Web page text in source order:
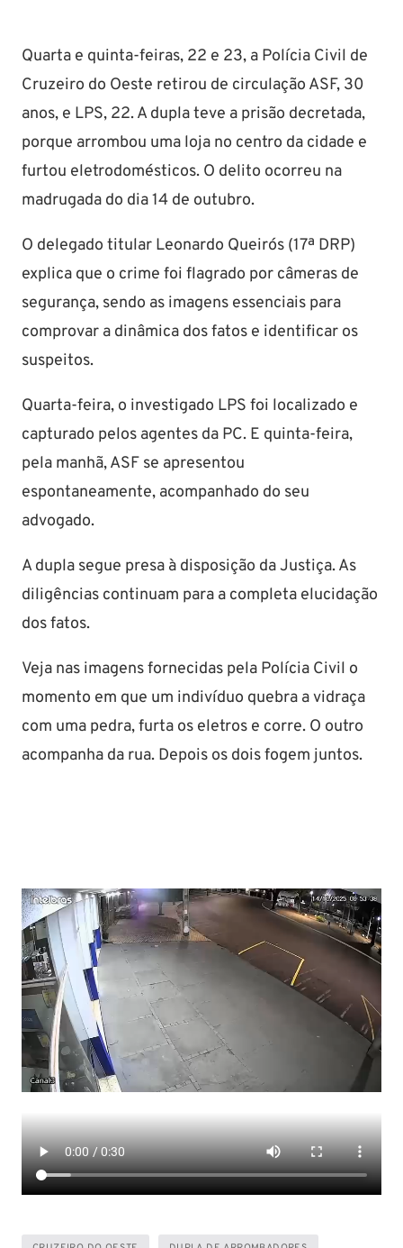
Quarta e quinta-feiras, 22 e 23, a Polícia Civil de
Cruzeiro do Oeste retirou de circulação ASF, 30
anos, e LPS, 22. A dupla teve a prisão decretada,
porque arrombou uma loja no centro da cidade e
furtou eletrodomésticos. O delito ocorreu na
madrugada do dia 14 de outubro.
O delegado titular Leonardo Queirós (17ª DRP)
explica que o crime foi flagrado por câmeras de
segurança, sendo as imagens essenciais para
comprovar a dinâmica dos fatos e identificar os
suspeitos.
Quarta-feira, o investigado LPS foi localizado e
capturado pelos agentes da PC. E quinta-feira,
pela manhã, ASF se apresentou
espontaneamente, acompanhado do seu
advogado.
A dupla segue presa à disposição da Justiça. As
diligências continuam para a completa elucidação
dos fatos.
Veja nas imagens fornecidas pela Polícia Civil o
momento em que um indivíduo quebra a vidraça
com uma pedra, furta os eletros e corre. O outro
acompanha da rua. Depois os dois fogem juntos.